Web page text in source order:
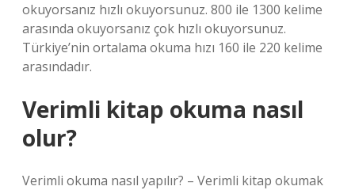
okuyorsanız hızlı okuyorsunuz. 800 ile 1300 kelime
arasında okuyorsanız çok hızlı okuyorsunuz.
Türkiye’nin ortalama okuma hızı 160 ile 220 kelime
arasındadır.
Verimli kitap okuma nasıl
olur?
Verimli okuma nasıl yapılır? – Verimli kitap okumak